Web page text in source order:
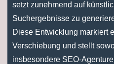
setzt zunehmend auf
Suchergebnisse zu
Diese Entwicklung markiert
Verschiebung und stellt
insbesondere SEO-